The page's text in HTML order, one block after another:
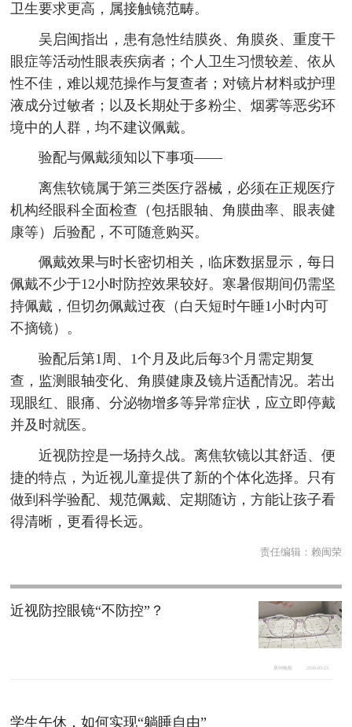
卫生要求更高，属接触镜范畴。
吴启闽指出，患有急性结膜炎、角膜炎、重度干
眼症等活动性眼表疾病者；个人卫生习惯较差、依从
性不佳，难以规范操作与复查者；对镜片材料或护理
液成分过敏者；以及长期处于多粉尘、烟雾等恶劣环
境中的人群，均不建议佩戴。
验配与佩戴须知以下事项——
离焦软镜属于第三类医疗器械，必须在正规医疗
机构经眼科全面检查（包括眼轴、角膜曲率、眼表健
康等）后验配，不可随意购买。
佩戴效果与时长密切相关，临床数据显示，每日
佩戴不少于12小时防控效果较好。寒暑假期间仍需坚
持佩戴，但切勿佩戴过夜（白天短时午睡1小时内可
不摘镜）。
验配后第1周、1个月及此后每3个月需定期复
查，监测眼轴变化、角膜健康及镜片适配情况。若出
现眼红、眼痛、分泌物增多等异常症状，应立即停戴
并及时就医。
近视防控是一场持久战。离焦软镜以其舒适、便
捷的特点，为近视儿童提供了新的个体化选择。只有
做到科学验配、规范佩戴、定期随访，方能让孩子看
得清晰，更看得长远。
责任编辑： 赖闽荣
近视防控眼镜“不防控”？
泉州晚报 2026-03-23
学生午休，如何实现“躺睡自由”